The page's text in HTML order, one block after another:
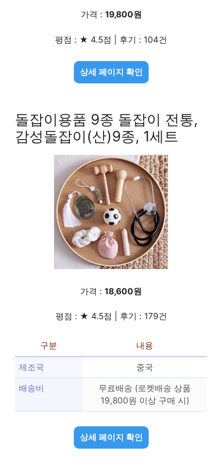
가격 : 19,800원
평점 : ★ 4.5점 | 후기 : 104건
상세 페이지 확인
돌잡이용품 9종 돌잡이 전통,
감성돌잡이(산)9종, 1세트
가격 : 18,600원
평점 : ★ 4.5점 | 후기 : 179건
구분 내용
제조국 중국
배송비
무료배송 (로켓배송 상품
19,800원 이상 구매 시)
상세 페이지 확인